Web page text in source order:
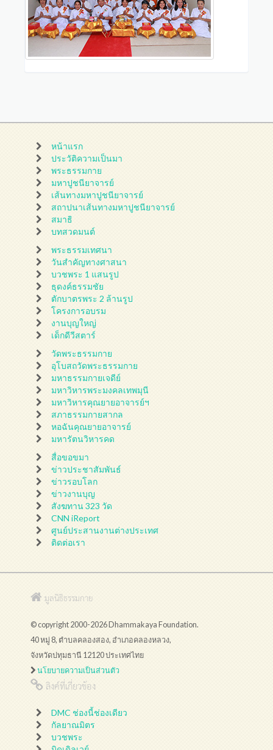
หน้าแรก
ประวัติความเป็นมา
พระธรรมกาย
มหาปูชนียาจารย์
เส้นทางมหาปูชนียาจารย์
สถาปนาเส้นทางมหาปูชนียาจารย์
สมาธิ
บทสวดมนต์
พระธรรมเทศนา
วันสำคัญทางศาสนา
บวชพระ 1 แสนรูป
ธุดงค์ธรรมชัย
ตักบาตรพระ 2 ล้านรูป
โครงการอบรม
งานบุญใหญ่
เด็กดีวีสตาร์
วัดพระธรรมกาย
อุโบสถวัดพระธรรมกาย
มหาธรรมกายเจดีย์
มหาวิหารพระมงคลเทพมุนี
มหาวิหารคุณยายอาจารย์ฯ
สภาธรรมกายสากล
หอฉันคุณยายอาจารย์
มหารัตนวิหารคด
สื่อขอขมา
ข่าวประชาสัมพันธ์
ข่าวรอบโลก
ข่าวงานบุญ
สังฆทาน 323 วัด
CNN iReport
ศูนย์ประสานงานต่างประเทศ
ติดต่อเรา
มูลนิธิธรรมกาย
© copyright 2000-2026 Dhammakaya Foundation.
40 หมู่ 8, ตำบลคลองสอง, อำเภอคลองหลวง,
จังหวัดปทุมธานี 12120 ประเทศไทย
นโยบายความเป็นส่วนตัว
ลิงค์ที่เกี่ยวข้อง
DMC ช่องนี้ช่องเดียว
กัลยาณมิตร
บวชพระ